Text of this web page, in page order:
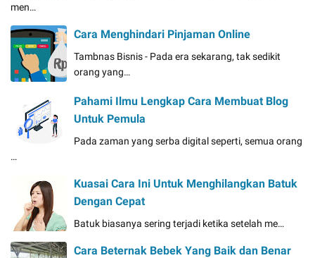
men…
Cara Menghindari Pinjaman Online
Tambnas Bisnis - Pada era sekarang, tak sedikit
orang yang…
Pahami Ilmu Lengkap Cara Membuat Blog
Untuk Pemula
Pada zaman yang serba digital seperti, semua orang
…
Kuasai Cara Ini Untuk Menghilangkan Batuk
Dengan Cepat
Batuk biasanya sering terjadi ketika setelah me…
Cara Beternak Bebek Yang Baik dan Benar